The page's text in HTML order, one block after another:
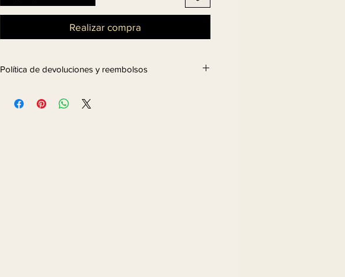
Realizar compra
Política de devoluciones y reembolsos